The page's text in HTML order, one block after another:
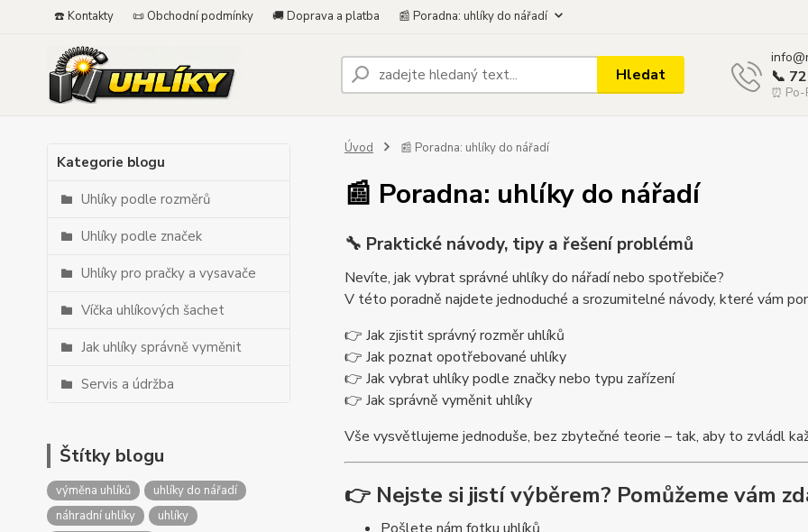
☎️ Kontakty 📜 Obchodní podmínky 🚚 Doprava a platba 📰 Poradna: uhlíky do nářadí
Hledat 📞
⏰
Kategorie blogu
Uhlíky podle rozměrů
Uhlíky podle značek
Uhlíky pro pračky a vysavače
Víčka uhlíkových šachet
Jak uhlíky správně vyměnit
Servis a údržba
Štítky blogu
výměna uhlíků
uhlíky do nářadí
náhradní uhlíky
uhlíky
Úvod 📰 Poradna: uhlíky do nářadí
📰 Poradna: uhlíky do nářadí
🔧 Praktické návody, tipy a řešení problémů
Nevíte, jak vybrat správné uhlíky do nářadí nebo spotřebiče?
V této poradně najdete jednoduché a srozumitelné návody, které vám
👉 Jak zjistit správný rozměr uhlíků
👉 Jak poznat opotřebované uhlíky
👉 Jak vybrat uhlíky podle značky nebo typu zařízení
👉 Jak správně vyměnit uhlíky
Vše vysvětlujeme jednoduše, bez zbytečné teorie – tak, aby to zvládl
👉 Nejste si jistí výběrem? Pomůžeme vám